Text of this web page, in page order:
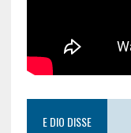
E DIO DISSE